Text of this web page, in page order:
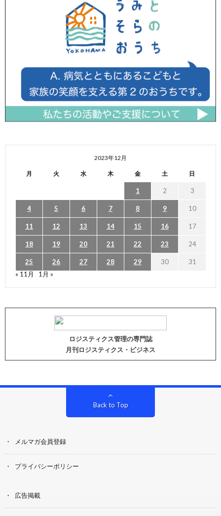
2023年12月
月 火 水 木 金 土 日
1 2 3
4 5 6 7 8 9 10
11 12 13 14 15 16 17
18 19 20 21 22 23 24
25 26 27 28 29 30
31
« 11月
1月 »
ロジスティクス管理の専門誌
月刊ロジスティクス・ビジネス
Back to Top
メルマガ会員登録
プライバシーポリシー
広告掲載